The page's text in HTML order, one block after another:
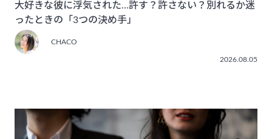
大好きな彼に浮気された…許す？許さない？別れるか迷
ったときの「3つの決め手」
CHACO
2026.08.05